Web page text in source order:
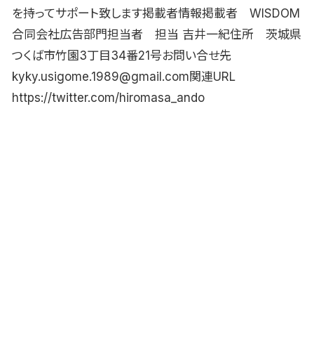
を持ってサポート致します掲載者情報掲載者 WISDOM
合同会社広告部門担当者 担当 吉井一紀住所 茨城県
つくば市竹園3丁目34番21号お問い合せ先
kyky.usigome.1989@gmail.com関連URL
https://twitter.com/hiromasa_ando